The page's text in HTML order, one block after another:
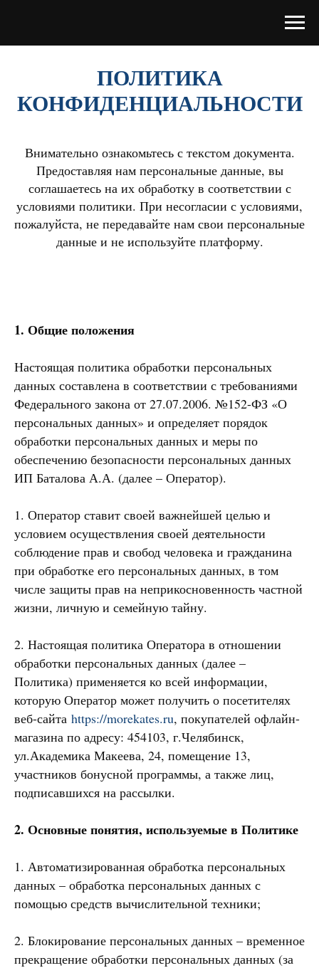
ПОЛИТИКА
КОНФИДЕНЦИАЛЬНОСТИ
Внимательно ознакомьтесь с текстом документа.
Предоставляя нам персональные данные, вы
соглашаетесь на их обработку в соответствии с
условиями политики. При несогласии с условиями,
пожалуйста, не передавайте нам свои персональные
данные и не используйте платформу.
1. Общие положения
Настоящая политика обработки персональных
данных составлена в соответствии с требованиями
Федерального закона от 27.07.2006. №152-ФЗ «О
персональных данных» и определяет порядок
обработки персональных данных и меры по
обеспечению безопасности персональных данных
ИП Баталова А.А. (далее – Оператор).
1. Оператор ставит своей важнейшей целью и
условием осуществления своей деятельности
соблюдение прав и свобод человека и гражданина
при обработке его персональных данных, в том
числе защиты прав на неприкосновенность частной
жизни, личную и семейную тайну.
2. Настоящая политика Оператора в отношении
обработки персональных данных (далее –
Политика) применяется ко всей информации,
которую Оператор может получить о посетителях
веб-сайта https://morekates.ru, покупателей офлайн-
магазина по адресу: 454103, г.Челябинск,
ул.Академика Макеева, 24, помещение 13,
участников бонусной программы, а также лиц,
подписавшихся на рассылки.
2. Основные понятия, используемые в Политике
1. Автоматизированная обработка персональных
данных – обработка персональных данных с
помощью средств вычислительной техники;
2. Блокирование персональных данных – временное
прекращение обработки персональных данных (за